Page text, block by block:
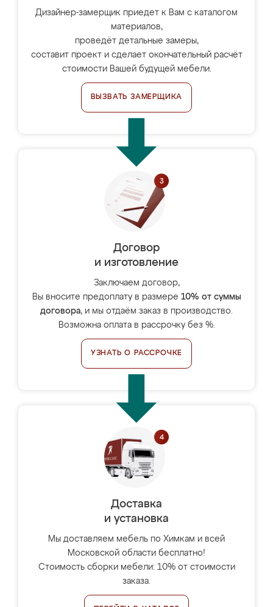
Дизайнер-замерщик приедет к Вам с каталогом
материалов,
проведёт детальные замеры,
составит проект и сделает окончательный расчёт
стоимости Вашей будущей мебели.
ВЫЗВАТЬ ЗАМЕРЩИКА
Договор
и изготовление
Заключаем договор,
Вы вносите предоплату в размере 10% от суммы
договора, и мы отдаём заказ в производство.
Возможна оплата в рассрочку без %.
УЗНАТЬ О РАССРОЧКЕ
Доставка
и установка
Мы доставляем мебель по Химкам и всей
Московской области бесплатно!
Стоимость сборки мебели: 10% от стоимости
заказа.